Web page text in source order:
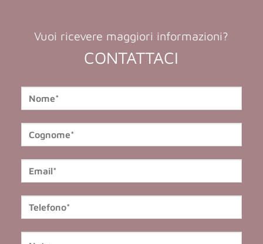
Vuoi ricevere maggiori informazioni?
CONTATTACI